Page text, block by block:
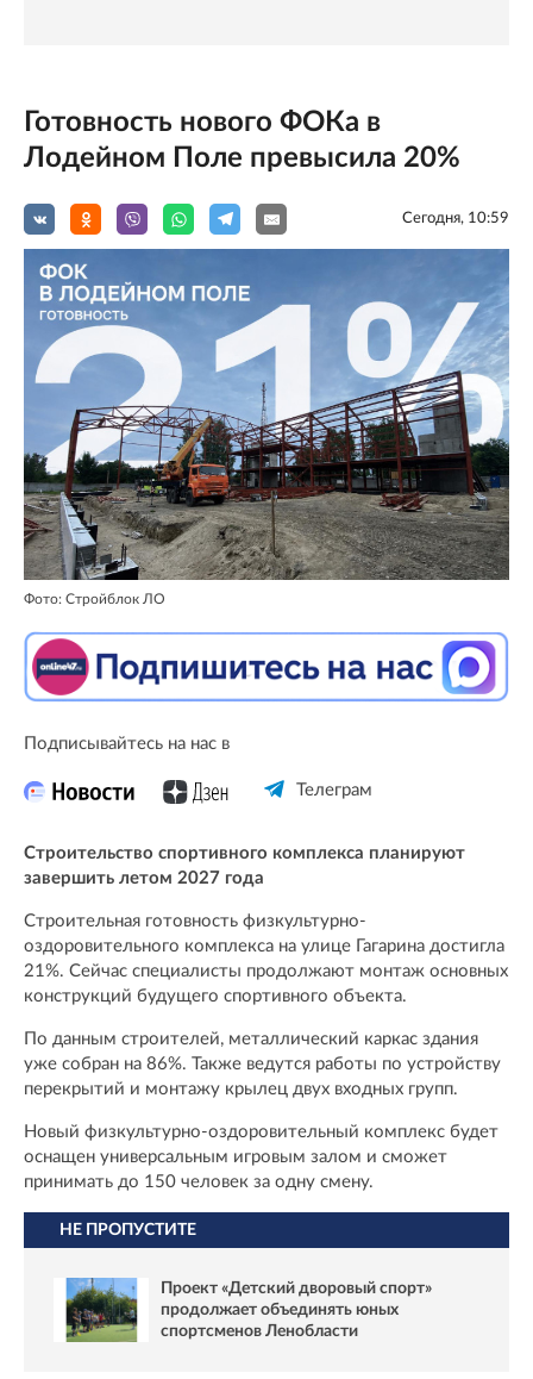
Готовность нового ФОКа в
Лодейном Поле превысила 20%
Сегодня, 10:59
Фото: Стройблок ЛО
Подписывайтесь на нас в
Телеграм
Строительство спортивного комплекса планируют
завершить летом 2027 года
Строительная готовность физкультурно-
оздоровительного комплекса на улице Гагарина достигла
21%. Сейчас специалисты продолжают монтаж основных
конструкций будущего спортивного объекта.
По данным строителей, металлический каркас здания
уже собран на 86%. Также ведутся работы по устройству
перекрытий и монтажу крылец двух входных групп.
Новый физкультурно-оздоровительный комплекс будет
оснащен универсальным игровым залом и сможет
принимать до 150 человек за одну смену.
НЕ ПРОПУСТИТЕ
Проект «Детский дворовый спорт»
продолжает объединять юных
спортсменов Ленобласти